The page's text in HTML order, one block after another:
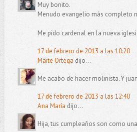
Muy bonito.
Menudo evangelio más completo
Me pido cardenal en la nueva
17 de febrero de 2013 a las 10:20
Maite Ortega dijo...
Me acabo de hacer molinista. Y
17 de febrero de 2013 a las 12:40
Ana María dijo...
Hija, tus cumpleaños son como